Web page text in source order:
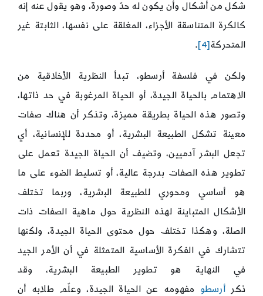
شكل من أشكال وأن يكون له حدّ وصورة، وهو يقول عنه إنه
كالكرة المتناسقة الأجزاء، المغلقة على نفسها، الثابتة غير
المتحركة [4]
.
ولكن في فلسفة أرسطو، تبدأ النظرية الأخلاقية من
الاهتمام بالحياة الجيدة، أو الحياة المرغوبة في حد ذاتها،
وتصور هذه الحياة بطريقة مميزة، وتذكر أن هناك صفات
معينة تشكل الطبيعة البشرية، أو محددة للإنسانية، أي
تجعل البشر آدميين، وتضيف أن الحياة الجيدة تعمل على
تطوير هذه الصفات بدرجة عالية، أو تسليط الضوء على ما
هو أساسي ومحوري للطبيعة البشرية، وربما تختلف
الأشكال المتباينة لهذه النظرية حول ماهية الصفات ذات
الصلة، وهكذا تختلف حول محتوى الحياة الجيدة، ولكنها
تتشارك في الفكرة الأساسية المتمثلة في أن الأمر الجيد
في النهاية هو تطوير الطبيعة البشرية، وقد
ذكرأرسطو مفهومه عن الحياة الجيدة، وعلّم طلابه أن